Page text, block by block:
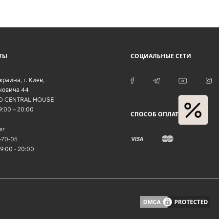
, г. Киев,
44
CENTRAL HOUSE
– 20:00
70-05
- 20:00
СОЦИАЛЬНЫЕ СЕТИ
СПОСОБ ОПЛАТЫ